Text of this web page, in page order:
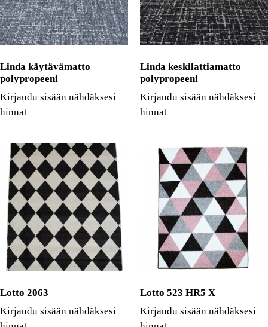
Linda käytävämatto
polypropeeni
Kirjaudu sisään nähdäksesi
hinnat
Linda keskilattiamatto
polypropeeni
Kirjaudu sisään nähdäksesi
hinnat
Lotto 2063
Kirjaudu sisään nähdäksesi
Lotto 523 HR5 X
Kirjaudu sisään nähdäksesi